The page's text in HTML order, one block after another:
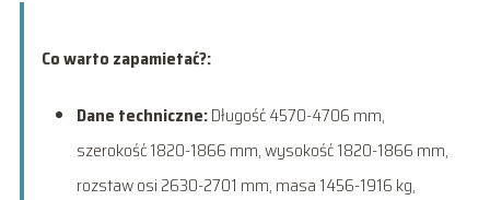
Co warto zapamietać?:
Dane techniczne:Długość 4570-4706 mm,
szerokość 1820-1866 mm, wysokość 1820-1866 mm,
rozstaw osi 2630-2701 mm, masa 1456-1916 kg,